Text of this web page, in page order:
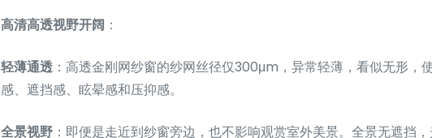
高清高透视野开阔 ：
轻薄通透 ：高透金刚网纱窗的纱网丝径仅300μm，异常轻薄，看似无形，
感、遮挡感、眩晕感和压抑感。
全景视野 ：即便是走近到纱窗旁边，也不影响观赏室外美景。全景无遮挡